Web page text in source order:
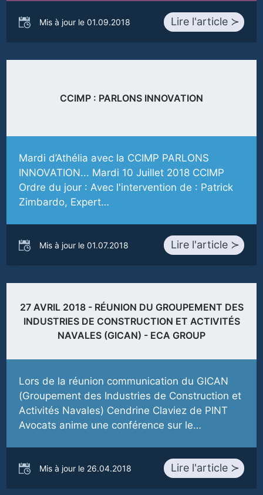
Mis à jour le 01.09.2018 Lire l'article ≻
CCIMP : PARLONS INNOVATION
Mardi d’Athélia avec la CCIMP PARLONS
INNOVATION... Mardi 10 Juillet 2018 CCIMP
Ordre du jour : Avec l'intervention de : Patrick
Zimbardo, Expert…
Mis à jour le 01.07.2018 Lire l'article ≻
27 AVRIL 2018 - RÉUNION DU GROUPEMENT DES
INDUSTRIES DE CONSTRUCTION ET ACTIVITÉS
NAVALES (GICAN) - ECA GROUP
Lors de la réunion communication du GICAN
(Groupement des Industries de Construction et
Activités Navales) Cendrine Claviez de PINT
Avocats anime une conférence sur le…
Mis à jour le 26.04.2018 Lire l'article ≻